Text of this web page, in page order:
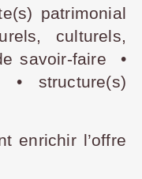
patrimonial
culturels,
savoir-faire •
structure(s)
enrichir l’offre